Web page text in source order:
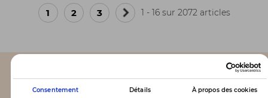
Consentement Détails À propos des cookies
1 2 3
Page
1 - 16 sur 2072 articles
CLAQUETTES MARKET